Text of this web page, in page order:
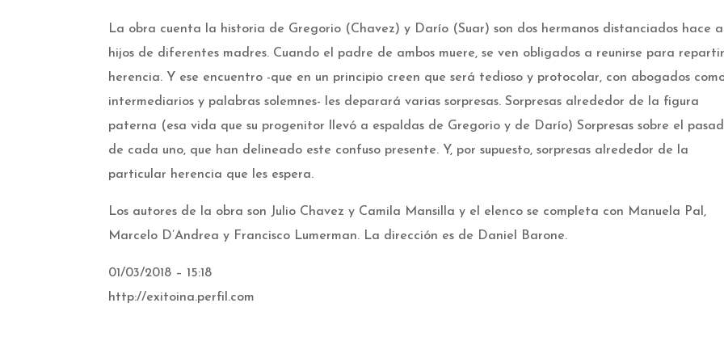
La obra cuenta la historia de Gregorio (Chavez) y Darío (Suar) son dos hermanos distanciados hace
hijos de diferentes madres. Cuando el padre de ambos muere, se ven obligados a reunirse para
herencia. Y ese encuentro -que en un principio creen que será tedioso y protocolar, con abogados
intermediarios y palabras solemnes- les deparará varias sorpresas. Sorpresas alrededor de la figura
paterna (esa vida que su progenitor llevó a espaldas de Gregorio y de Darío) Sorpresas sobre el
de cada uno, que han delineado este confuso presente. Y, por supuesto, sorpresas alrededor de la
particular herencia que les espera.
Los autores de la obra son Julio Chavez y Camila Mansilla y el elenco se completa con Manuela Pal,
Marcelo D’Andrea y Francisco Lumerman. La dirección es de Daniel Barone.
01/03/2018 – 15:18
http://exitoina.perfil.com